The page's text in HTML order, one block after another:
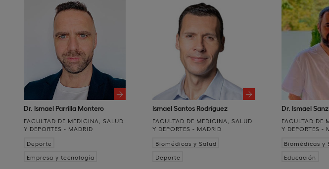
Dr. Ismael Parrilla Montero
FACULTAD DE MEDICINA, SALUD
Y DEPORTES - MADRID
Deporte
Empresa y tecnología
Ismael Santos Rodríguez
FACULTAD DE MEDICINA, SALUD
Y DEPORTES - MADRID
Biomédicas y Salud
Deporte
Dr. Ismael
FACULTAD DE
Y DEPORTES -
Biomédicas y
Educación